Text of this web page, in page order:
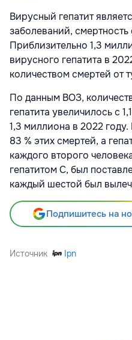
Вирусный гепатит
заболеваний,
Приблизительно 1,3
вирусного гепатита в
количеством смертей от
По данным ВОЗ,
гепатита увеличилось с
1,3 миллиона в 2022
83 % этих смертей, а
каждого второго
гепатитом С, был
каждый шестой был
Подпишитесь на
Источник Ipn